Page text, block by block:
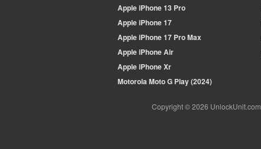
AppleiPhone 13 Pro
AppleiPhone 17
AppleiPhone 17 Pro Max
AppleiPhone Air
AppleiPhone Xr
MotorolaMoto G Play (2024)
Copyright © 2026 UnlockUnit.com